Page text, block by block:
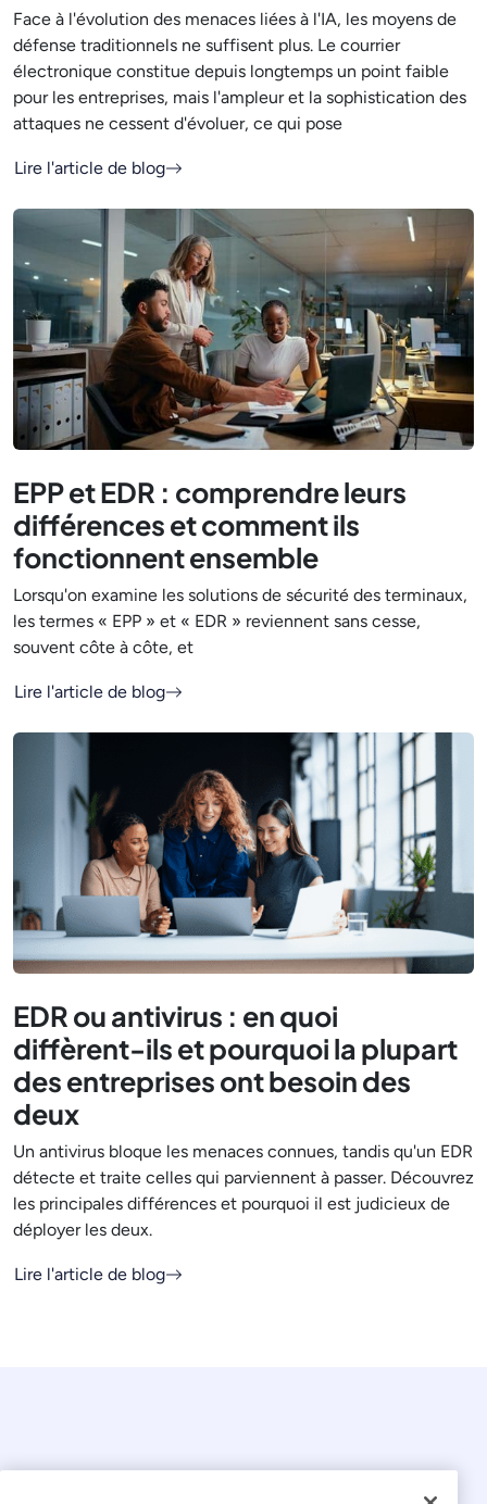
Face à l'évolution des menaces liées à l'IA, les moyens de
défense traditionnels ne suffisent plus. Le courrier
électronique constitue depuis longtemps un point faible
pour les entreprises, mais l'ampleur et la sophistication des
attaques ne cessent d'évoluer, ce qui pose
Lire l'article de blog
EPP et EDR : comprendre leurs
différences et comment ils
fonctionnent ensemble
Lorsqu'on examine les solutions de sécurité des terminaux,
les termes « EPP » et « EDR » reviennent sans cesse,
souvent côte à côte, et
Lire l'article de blog
EDR ou antivirus : en quoi
diffèrent-ils et pourquoi la plupart
des entreprises ont besoin des
deux
Un antivirus bloque les menaces connues, tandis qu'un EDR
détecte et traite celles qui parviennent à passer. Découvrez
les principales différences et pourquoi il est judicieux de
déployer les deux.
Lire l'article de blog